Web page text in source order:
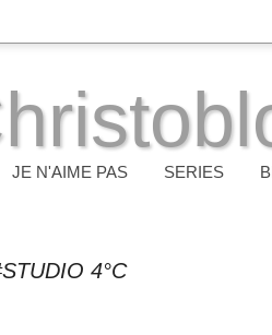
JE N'AIME PAS SERIES
4°C